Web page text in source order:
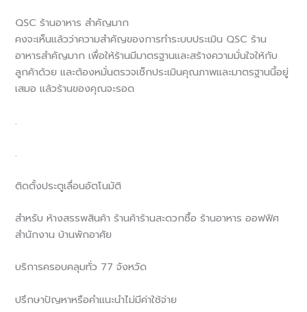
QSC ร้านอาหาร สำคัญมาก
คงจะเห็นแล้วว่าความสำคัญของการทำระบบประเมิน QSC ร้าน
อาหารสำคัญมาก เพื่อให้ร้านมีมาตรฐานและสร้างความมั่นใจให้กับ
ลูกค้าด้วย และต้องหมั่นตรวจเช็กประเมินคุณภาพและมาตรฐานนี้อยู่
เสมอ แล้วร้านของคุณจะรอด
.
.
ติดตั้งประตูเลื่อนอัตโนมัติ
สำหรับ ห้างสรรพสินค้า ร้านค้าร้านสะดวกซื้อ ร้านอาหาร ออฟฟิศ
สำนักงาน บ้านพักอาศัย
บริการครอบคลุมทั่ว 77 จังหวัด
ปรึกษาปัญหาหรือคำแนะนำไม่มีค่าใช้จ่าย